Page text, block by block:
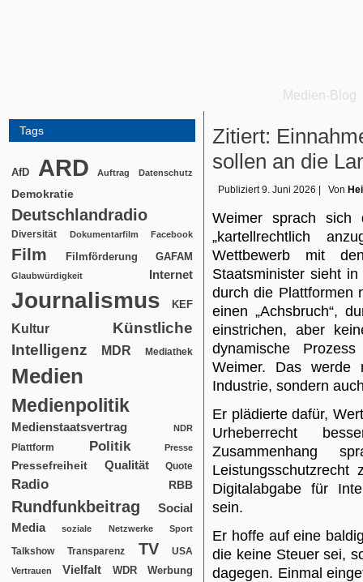
Medien-Blog
Tags
AfD ARD Auftrag Datenschutz
Demokratie
Deutschlandradio
Diversität Dokumentarfilm Facebook
Film Filmförderung GAFAM
Glaubwürdigkeit Internet
Journalismus KEF
Kultur
Künstliche
Intelligenz
MDR Mediathek
Medien
Medienpolitik
Medienstaatsvertrag NDR
Plattform Politik Presse
Pressefreiheit Qualität Quote
Radio RBB
Rundfunkbeitrag
Social
Media
soziale Netzwerke Sport
Talkshow Transparenz TV USA
Vertrauen Vielfalt WDR Werbung
Zitiert:
sollen an die
Publiziert 9. Juni 2026 Von
Weimer sprach sich
„kartellrechtlich
Wettbewerb mit
Staatsminister sieht in
durch die Plattformen
einen „Achsbruch“,
einstrichen, aber
dynamische
Weimer. Das
Industrie, sondern
Er plädierte dafür,
Urheberrecht
Zusammenhang
Digitalabgabe für
sein.
Er hoffe auf eine
die keine Steuer sei,
dagegen. Einmal